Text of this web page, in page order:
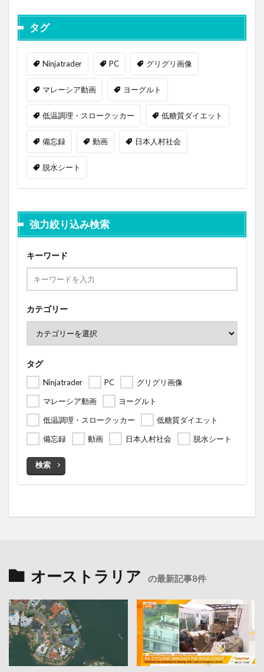
タグ
Ninjatrader PC グリグリ画像
マレーシア動画 ヨーグルト
低温調理・スロークッカー 低糖質ダイエット
備忘録 動画 日本人村社会
脱水シート
強力絞り込み検索
キーワード
カテゴリー
タグ
Ninjatrader PC
グリグリ画像
マレーシア動画
ヨーグルト
低温調理・スロークッカー
低糖質ダイエット
備忘録
動画 日本人村社会 脱水シート
検索
オーストラリア の最新記事8件